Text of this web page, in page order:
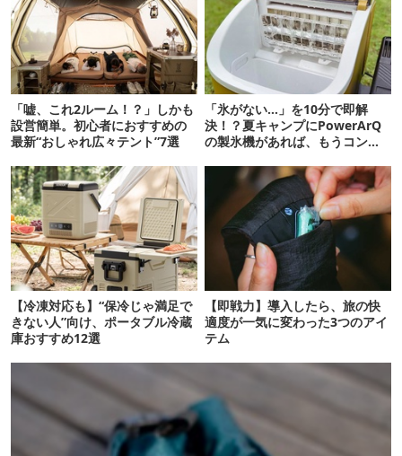
「嘘、これ2ルーム！？」しかも
設営簡単。初心者におすすめの
最新“おしゃれ広々テント”7選
「氷がない…」を10分で即解
決！？夏キャンプにPowerArQ
の製氷機があれば、もうコンビ
【冷凍対応も】“保冷じゃ満足で
きない人”向け、ポータブル冷蔵
庫おすすめ12選
【即戦力】導入したら、旅の快
適度が一気に変わった3つのアイ
テム